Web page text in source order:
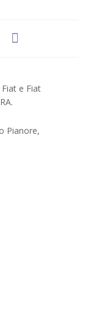
e Fiat
Pianore,